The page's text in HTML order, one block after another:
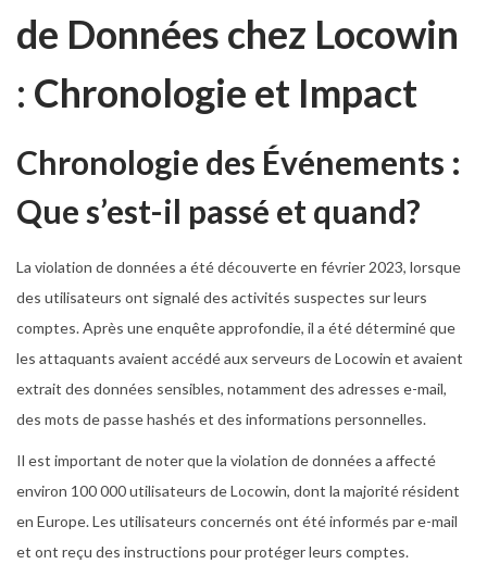
de Données chez Locowin
: Chronologie et Impact
Chronologie des Événements :
Que s’est-il passé et quand?
La violation de données a été découverte en février 2023, lorsque
des utilisateurs ont signalé des activités suspectes sur leurs
comptes. Après une enquête approfondie, il a été déterminé que
les attaquants avaient accédé aux serveurs de Locowin et avaient
extrait des données sensibles, notamment des adresses e-mail,
des mots de passe hashés et des informations personnelles.
Il est important de noter que la violation de données a affecté
environ 100 000 utilisateurs de Locowin, dont la majorité résident
en Europe. Les utilisateurs concernés ont été informés par e-mail
et ont reçu des instructions pour protéger leurs comptes.